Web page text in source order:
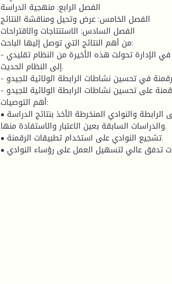
الفصل الرابع: منهجية الدراسة
الفصل الخامس: عرض وتحيل ومناقشة النتائج
الفصل السادس: الاستنتاجات والاقتراحات
من أهم النتائج التي توصل إليها الباحث:
- كلما تم استعمال الرقمنة في الإدارة تحولت هذه الأخيرة من النظام تقليدي
إلى النظام الحديث.
- تساهم الرقمنة في تحسين نشاطات الرابطة الولائية للجيدو.
- تأثير الرقمنة على تحسين نشاطات الرابطة الولائية للجيدو.
أهم التوصيات:
• نقترح على القائمين على الرابطة والنوادي المنخرطة الأخذ بنتائج الدراسة
والدراسات السابقة بعين الاعتبار والاستفادة منها.
• تشجيع النوادي على استخدام تطبيقات الرقمنة.
• العمل على توفير انترنت ذات تدفق عالي لتسهيل العمل على رؤساء النوادي.